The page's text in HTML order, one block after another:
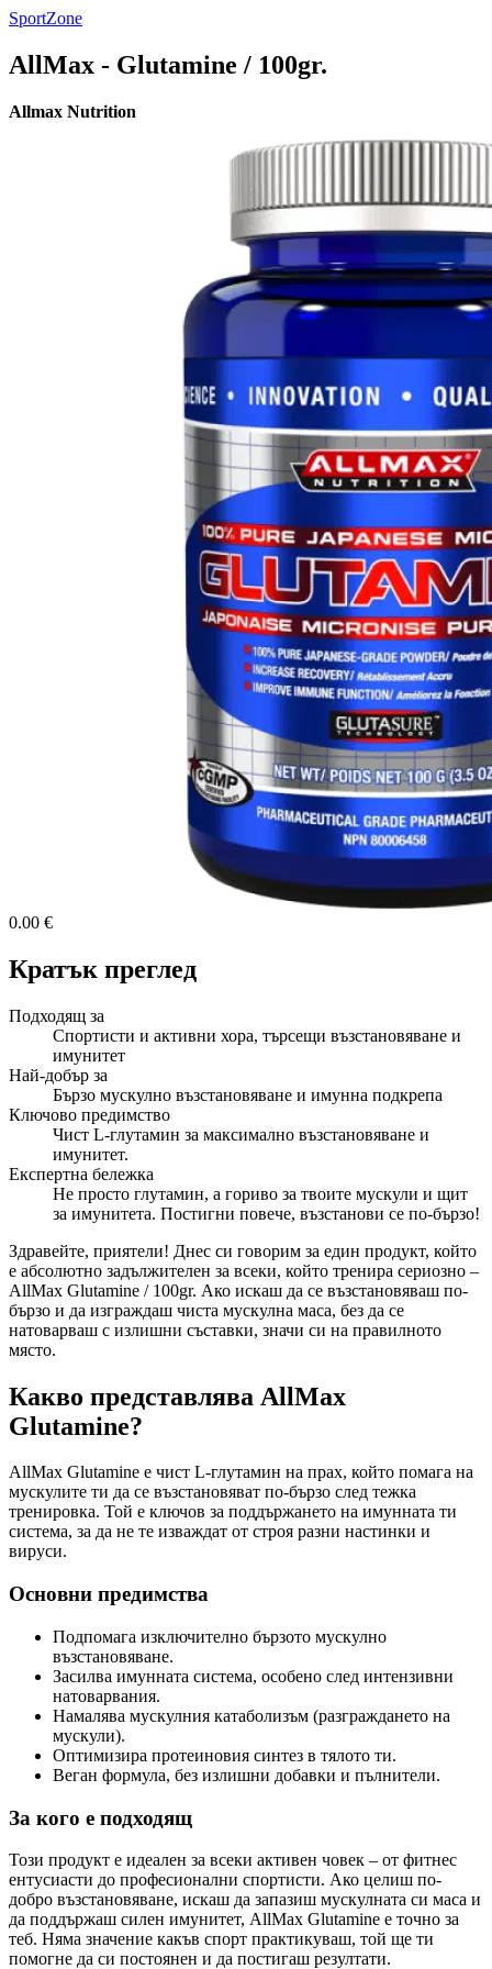
SportZone
AllMax - Glutamine / 100gr.
Allmax Nutrition
0.00 €
Кратък преглед
Подходящ за
Спортисти и активни хора, търсещи възстановяване и
имунитет
Най-добър за
Бързо мускулно възстановяване и имунна подкрепа
Ключово предимство
Чист L-глутамин за максимално възстановяване и
имунитет.
Експертна бележка
Не просто глутамин, а гориво за твоите мускули и щит
за имунитета. Постигни повече, възстанови се по-бързо!
Здравейте, приятели! Днес си говорим за един продукт, който
е абсолютно задължителен за всеки, който тренира сериозно –
AllMax Glutamine / 100gr. Ако искаш да се възстановяваш по-
бързо и да изграждаш чиста мускулна маса, без да се
натоварваш с излишни съставки, значи си на правилното
място.
Какво представлява AllMax
Glutamine?
AllMax Glutamine е чист L-глутамин на прах, който помага на
мускулите ти да се възстановяват по-бързо след тежка
тренировка. Той е ключов за поддържането на имунната ти
система, за да не те изваждат от строя разни настинки и
вируси.
Основни предимства
Подпомага изключително бързото мускулно
възстановяване.
Засилва имунната система, особено след интензивни
натоварвания.
Намалява мускулния катаболизъм (разграждането на
мускули).
Оптимизира протеиновия синтез в тялото ти.
Веган формула, без излишни добавки и пълнители.
За кого е подходящ
Този продукт е идеален за всеки активен човек – от фитнес
ентусиасти до професионални спортисти. Ако целиш по-
добро възстановяване, искаш да запазиш мускулната си маса и
да поддържаш силен имунитет, AllMax Glutamine е точно за
теб. Няма значение какъв спорт практикуваш, той ще ти
помогне да си постоянен и да постигаш резултати.